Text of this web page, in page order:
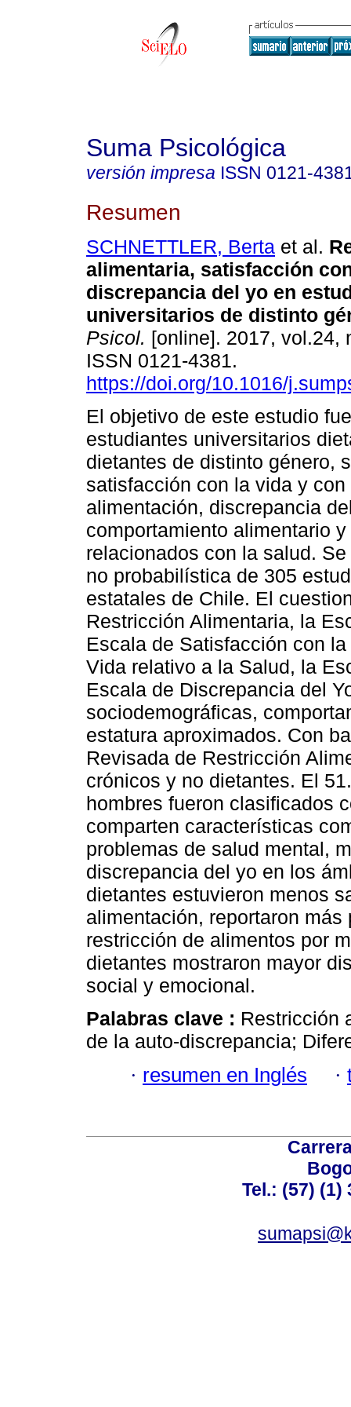
Suma Psicológica
versión impresa ISSN 0121-
Resumen
SCHNETTLER, Berta et al.
alimentaria, satisfacción
discrepancia del yo en
universitarios de distinto
Psicol. [online]. 2017, vol.24,
ISSN 0121-4381.
https://doi.org/10.1016/
El objetivo de este estudio
estudiantes universitarios
dietantes de distinto género,
satisfacción con la vida y con
alimentación, discrepancia
comportamiento alimentario
relacionados con la salud.
no probabilística de 305
estatales de Chile. El
Restricción Alimentaria, la
Escala de Satisfacción con
Vida relativo a la Salud, la
Escala de Discrepancia del
sociodemográficas,
estatura aproximados. Con
Revisada de Restricción
crónicos y no dietantes. El
hombres fueron clasificados
comparten características
problemas de salud mental,
discrepancia del yo en los
dietantes estuvieron menos
alimentación, reportaron
restricción de alimentos por
dietantes mostraron mayor
social y emocional.
Palabras clave : Restricción
de la auto-discrepancia;
· resumen en Inglés ·
Tel.: (57) (1)